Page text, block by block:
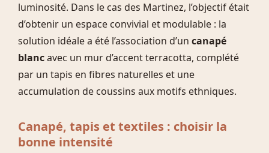
luminosité. Dans le cas des Martinez, l’objectif était
d’obtenir un espace convivial et modulable : la
solution idéale a été l’association d’un canapé
blancavec un mur d’accent terracotta, complété
par un tapis en fibres naturelles et une
accumulation de coussins aux motifs ethniques.
Canapé, tapis et textiles : choisir la
bonne intensité